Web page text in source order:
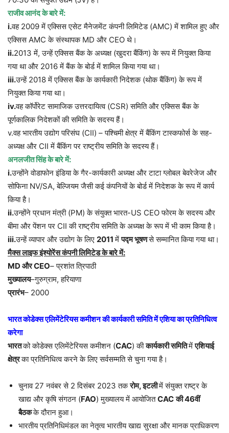
राजीव आनंद के बारे में:
i.वह 2009 में एक्सिस एसेट मैनेजमेंट कंपनी लिमिटेड (AMC) में शामिल हुए और
एक्सिस AMC के संस्थापक MD और CEO थे।
ii.2013 में, उन्हें एक्सिस बैंक के अध्यक्ष (खुदरा बैंकिंग) के रूप में नियुक्त किया
गया था और 2016 में बैंक के बोर्ड में शामिल किया गया था।
iii.उन्हें 2018 में एक्सिस बैंक के कार्यकारी निदेशक (थोक बैंकिंग) के रूप में
नियुक्त किया गया था।
iv.वह कॉर्पोरेट सामाजिक उत्तरदायित्व (CSR) समिति और एक्सिस बैंक के
पूर्णकालिक निदेशकों की समिति के सदस्य हैं।
v.वह भारतीय उद्योग परिसंघ (CII) – पश्चिमी क्षेत्र में बैंकिंग टास्कफोर्स के सह-
अध्यक्ष और CII में बैंकिंग पर राष्ट्रीय समिति के सदस्य हैं।
अनलजीत सिंह के बारे में:
i.उन्होंने वोडाफोन इंडिया के गैर-कार्यकारी अध्यक्ष और टाटा ग्लोबल बेवरेजेज और
सोफिना NV/SA, बेल्जियम जैसी कई कंपनियों के बोर्ड में निदेशक के रूप में कार्य
किया है।
ii.उन्होंने प्रधान मंत्री (PM) के संयुक्त भारत-US CEO फोरम के सदस्य और
बीमा और पेंशन पर CII की राष्ट्रीय समिति के अध्यक्ष के रूप में भी काम किया है।
iii.उन्हें व्यापार और उद्योग के लिए 2011मेंपद्म भूषणसे सम्मानित किया गया था।
मैक्स लाइफ इंश्योरेंस कंपनी लिमिटेड के बारे में:
MD औरCEO– प्रशांत त्रिपाठी
मुख्यालय–गुरुग्राम, हरियाणा
प्रारंभ– 2000
भारत कोडेक्स एलिमेंटेरियस कमीशन की कार्यकारी समिति में एशिया का प्रतिनिधित्व
करेगा
भारतको कोडेक्स एलिमेंटेरियस कमीशन (CAC) कीकार्यकारी समितिमेंएशियाई
क्षेत्रका प्रतिनिधित्व करने के लिए सर्वसम्मति से चुना गया है।
चुनाव 27 नवंबर से 2 दिसंबर 2023 तकरोम,इटलीमें संयुक्त राष्ट्र के
खाद्य और कृषि संगठन (FAO) मुख्यालय में आयोजितCAC की46वीं
बैठकके दौरान हुआ।
भारतीय प्रतिनिधिमंडल का नेतृत्व भारतीय खाद्य सुरक्षा और मानक प्राधिकरण